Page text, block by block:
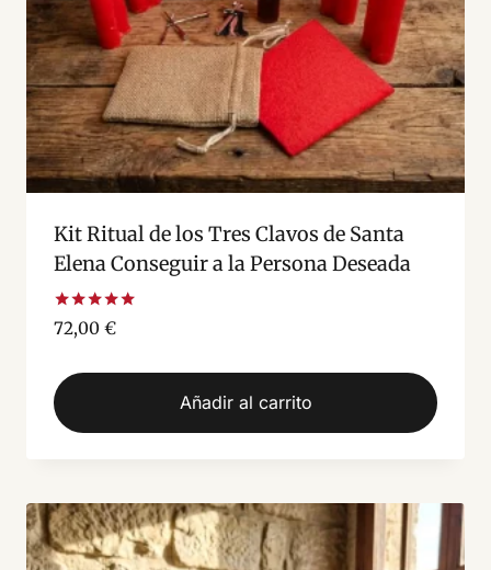
Kit Ritual de los Tres Clavos de Santa
Elena Conseguir a la Persona Deseada
Valorado
con
de 5
72,00 €
Añadir al carrito